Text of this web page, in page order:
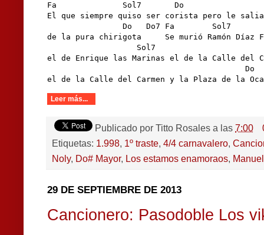
Fa              Sol7       Do
El que siempre quiso ser corista pero le
Do   Do7 Fa        Sol7
de la pura chirigota     Se murió Ramón
                   Sol7
el de Enrique las Marinas el de la Calle del
                                          Do
el de la Calle del Carmen y la Plaza de la Oca
Leer más...
Publicado por Titto Rosales a las 7:00
Etiquetas: 1.998, 1º traste, 4/4 carnavalero,
Noly, Do# Mayor, Los estamos enamoraos,
29 DE SEPTIEMBRE DE 2013
Cancionero: Pasodoble Los